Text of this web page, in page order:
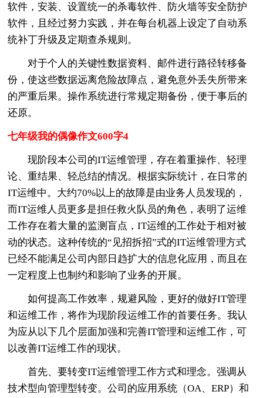
软件，安装、设置统一的杀毒软件、防火墙等安全防护
软件，且经过努力实践，并在每台机器上设定了自动系
统补丁升级及定期查杀规则。
对于个人的关键性数据资料、邮件进行路径转移备
份，使这些数据远离危险故障点，避免意外丢失所带来
的严重后果。操作系统进行常规定期备份，便于事后的
还原。
七年级我的偶像作文600字4
现阶段本公司的IT运维管理，存在着重操作、轻理
论、重结果、轻总结的情况。根据实际统计，在日常的
IT运维中。大约70%以上的故障是由业务人员发现的，
而IT运维人员更多是担任救火队员的角色，表明了运维
工作存在着大量的监测盲点，IT运维的工作处于相对被
动的状态。这种传统的“见招拆招”式的IT运维管理方式
已经不能满足公司内部日趋扩大的信息化应用，而且在
一定程度上也制约和影响了业务的开展。
如何提高工作效率，规避风险，更好的做好IT管理
和运维工作，将作为现阶段运维工作的首要任务。我认
为应从以下几个层面加强和完善IT管理和运维工作，可
以改善IT运维工作的现状。
首先、要转变IT运维管理工作方式和理念。强调从
技术型向管理型转变。公司的应用系统（OA、ERP）和